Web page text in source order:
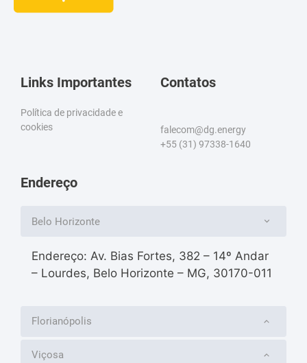
Links Importantes
Política de privacidade e
cookies
Contatos
falecom@dg.energy
+55 (31) 97338-1640
Endereço
Belo Horizonte
Endereço: Av. Bias Fortes, 382 – 14º Andar
– Lourdes, Belo Horizonte – MG, 30170-011
Florianópolis
Viçosa